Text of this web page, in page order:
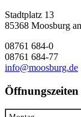
Stadtplatz 13
85368 Moosburg
08761 684-0
08761 684-77
info@moosburg.de
Öffnungszeiten